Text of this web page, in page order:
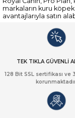
markaların kuru köpek
avantajlarıyla satın
TEK TIKLA GÜVENLİ
128 Bit SSL sertifikası ve